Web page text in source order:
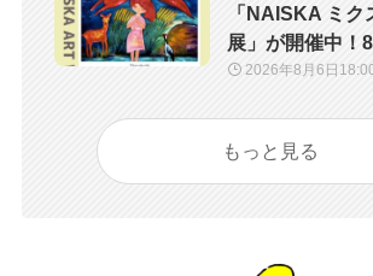
「NAISKA ミ
展」が開催中！
2026年8月6日
もっと見る